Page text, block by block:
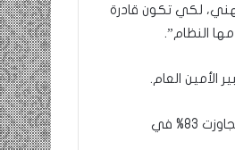
لكي تكون قادرة
وتم اختيار الفائزين الشباب البالغ عددهم 18 شابًا من بين خمس مؤسسات حققت نسبة نجاح تجاوزت 83% في